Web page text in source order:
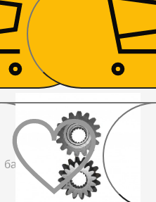
DW244AHT/ATM
729
бажаного